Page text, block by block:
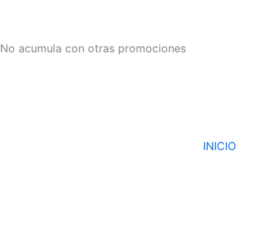
No acumula con otras promociones
INICIO